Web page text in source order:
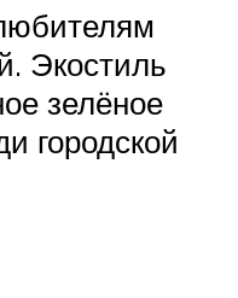
Экостиль
зелёное
городской